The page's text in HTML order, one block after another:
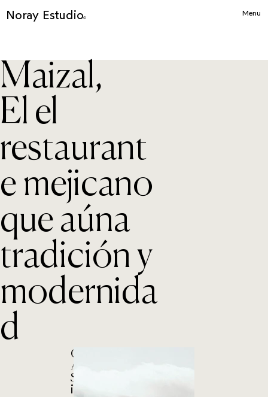
Noray Estudio©
Menu
Cliente
Año
Servicio
interiorismo
Maizal,
El el
restaurant
e mejicano
que aúna
tradición y
modernida
d